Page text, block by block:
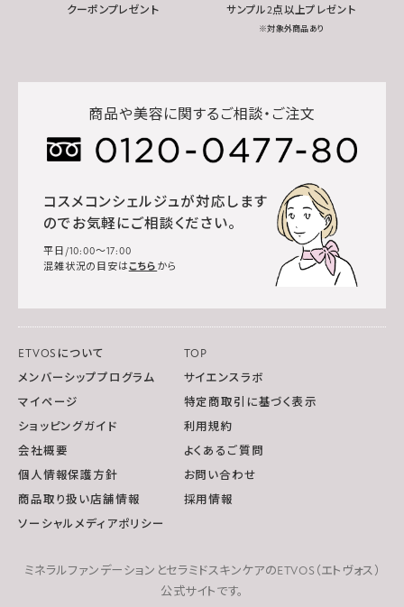
クーポンプレゼント
サンプル2点以上プレゼント
※対象外商品あり
商品や美容に関するご相談・ご注文
コスメコンシェルジュが対応します
のでお気軽にご相談ください。
平日/10:00～17:00
混雑状況の目安はこちら から
ETVOSについて
TOP
メンバーシッププログラム
サイエンスラボ
マイページ
特定商取引に基づく表示
ショッピングガイド
利用規約
会社概要
よくあるご質問
個人情報保護方針
お問い合わせ
商品取り扱い店舗情報
採用情報
ソーシャルメディアポリシー
ミネラルファンデーションとセラミドスキンケアのETVOS（エトヴォス）
公式サイトです。